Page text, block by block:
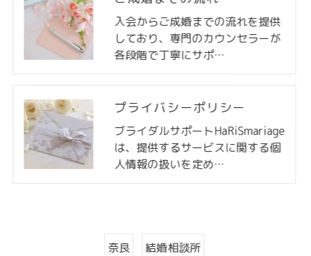
入会からご成婚までの流れを提供
しており、専門のカウンセラーが
各段階で丁寧にサポ…
プライバシーポリシー
ブライダルサポートHaRiSmariage
は、提供するサービスに関する個
人情報の扱いを定め…
奈良 結婚相談所